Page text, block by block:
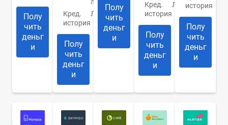
Полу
чить
деньг
и
лет
Кред.
история
Любая
Полу
чить
деньг
и
Полу
чить
деньг
и
Кред.
история
Любая
Полу
чить
деньг
и
история
Полу
чить
деньг
и